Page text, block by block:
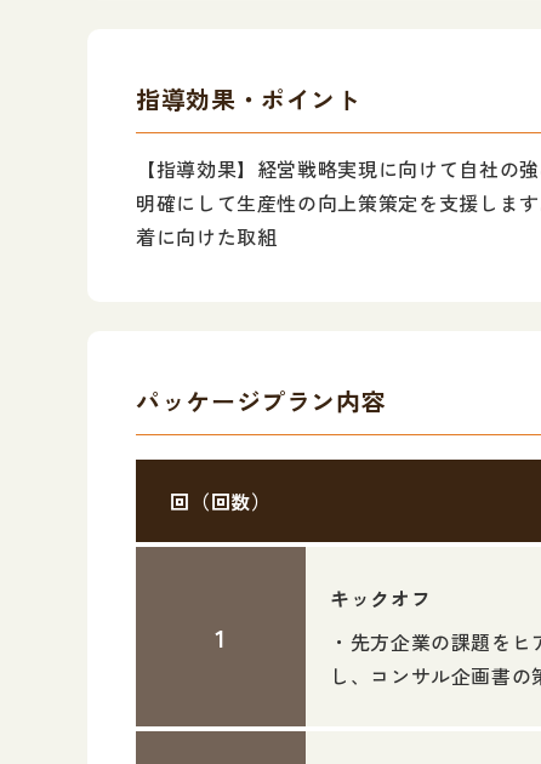
指導効果・ポイント
【指導効果】経営戦略実現に向けて自社
明確にして生産性の向上策策定を支援しま
着に向けた取組
パッケージプラン内容
回（回数）
キックオフ
・先方企業の課題を
し、コンサル企画書